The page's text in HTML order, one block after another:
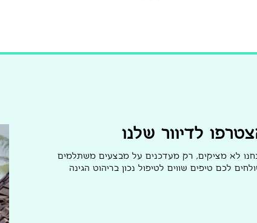
לדיוור שלנו
לא מציקים, רק מעדכנים על מבצעים משתלמים
לכם טיפים שווים לטיפול נכון בריהוט הגינה